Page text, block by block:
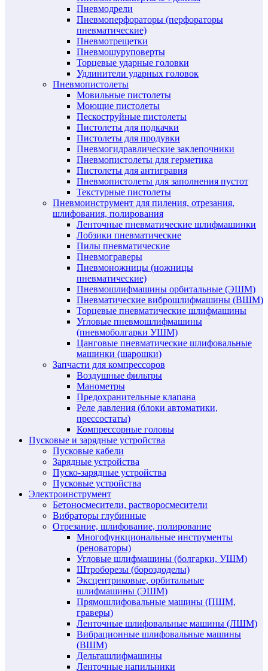
Пневмодрели
Пневмоперфораторы (перфораторы
пневматические)
Пневмотрещетки
Пневмошуруповерты
Торцевые ударные головки
Удлинители ударных головок
Пневмопистолеты
Мовильные пистолеты
Моющие пистолеты
Пескоструйные пистолеты
Пистолеты для подкачки
Пистолеты для продувки
Пневмогидравлические заклепочники
Пневмопистолеты для герметика
Пистолеты для антигравия
Пневмопистолеты для заполнения пустот
Текстурные пистолеты
Пневмоинструмент для пиления, отрезания,
шлифования, полирования
Ленточные пневматические шлифмашинки
Лобзики пневматические
Пилы пневматические
Пневмограверы
Пневмоножницы (ножницы
пневматические)
Пневмошлифмашины орбитальные (ЭШМ)
Пневматические виброшлифмашины (ВШМ)
Торцевые пневматические шлифмашины
Угловые пневмошлифмашины
(пневмоболгарки УШМ)
Цанговые пневматические шлифовальные
машинки (шарошки)
Запчасти для компрессоров
Воздушные фильтры
Манометры
Предохранительные клапана
Реле давления (блоки автоматики,
прессостаты)
Компрессорные головы
Пусковые и зарядные устройства
Пусковые кабели
Зарядные устройства
Пуско-зарядные устройства
Пусковые устройства
Электроинструмент
Бетоносмесители, растворосмесители
Вибраторы глубинные
Отрезание, шлифование, полирование
Многофункциональные инструменты
(реноваторы)
Угловые шлифмашины (болгарки, УШМ)
Штроборезы (бороздоделы)
Эксцентриковые, орбитальные
шлифмашины (ЭШМ)
Прямошлифовальные машины (ПШМ,
граверы)
Ленточные шлифовальные машины (ЛШМ)
Вибрационные шлифовальные машины
(ВШМ)
Дельташлифмашины
Ленточные напильники